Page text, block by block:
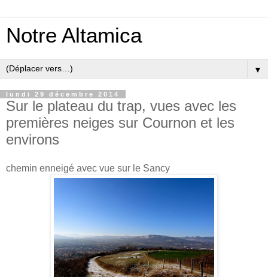
Notre Altamica
▼
lundi 29 décembre 2014
Sur le plateau du trap, vues avec les
premières neiges sur Cournon et les
environs
chemin enneigé avec vue sur le Sancy